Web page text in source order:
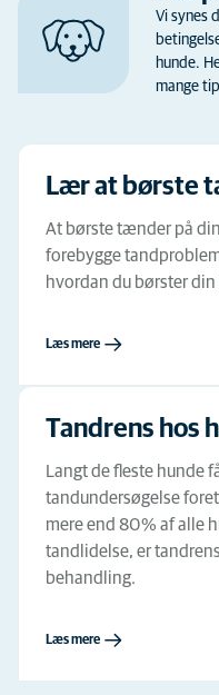
Vi synes
hunde.
mange
Lær at børste
At børste tænder på
forebygge
hvordan du børster
Læs mere
Tandrens hos
Langt de fleste hunde
tandundersøgelse
mere end 80 % af alle
tandlidelse, er
behandling.
Læs mere